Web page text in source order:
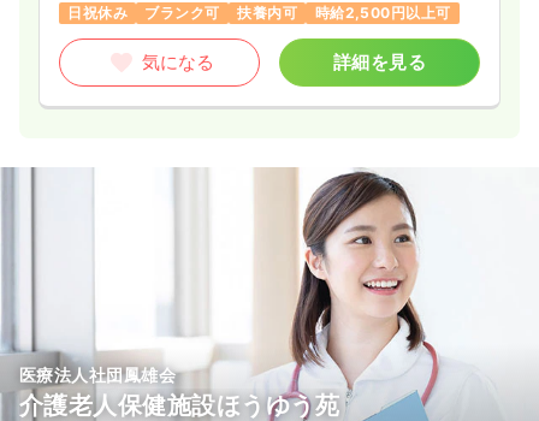
日祝休み
ブランク可 扶養内可 時給2,500円以上可
気になる 詳細を見る
医療法人社団鳳雄会
介護老人保健施設ほうゆう苑